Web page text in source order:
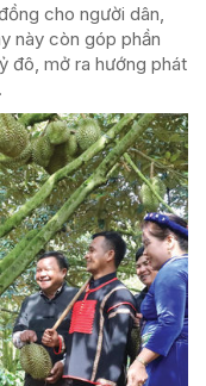
cho người dân,
này còn góp phần
đô, mở ra hướng phát